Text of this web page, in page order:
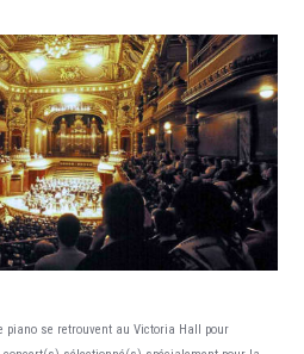
piano se retrouvent au Victoria Hall pour